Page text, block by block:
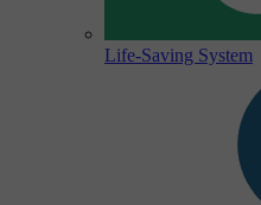
Life-Saving System